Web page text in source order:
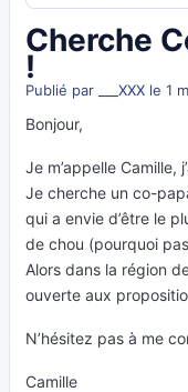
Cherche
!
Publié par ___XXX le 1
Bonjour,
Je m’appelle Camille,
Je cherche un co-
qui a envie d’être le
de chou (pourquoi
Alors dans la région
ouverte aux
N’hésitez pas à me
Camille